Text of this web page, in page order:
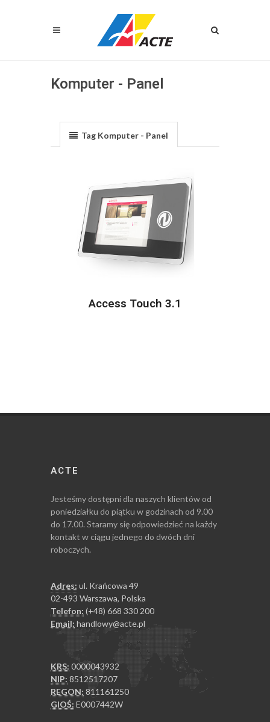
Komputer - Panel
Tag Komputer - Panel
Access Touch 3.1
ACTE
Jesteśmy dostępni dla naszych klientów od
poniedziałku do piątku w godzinach od 9.00
do 17.00. Staramy się odpowiedzieć na każdy
kontakt w ciągu jednego do dwóch dni
roboczych.
Adres: ul. Krańcowa 49
02-493 Warszawa, Polska
Telefon: (+48) 668 330 200
Email: handlowy@acte.pl
KRS: 0000043932
NIP: 8512517207
REGON: 811161250
GIOŚ: E0007442W